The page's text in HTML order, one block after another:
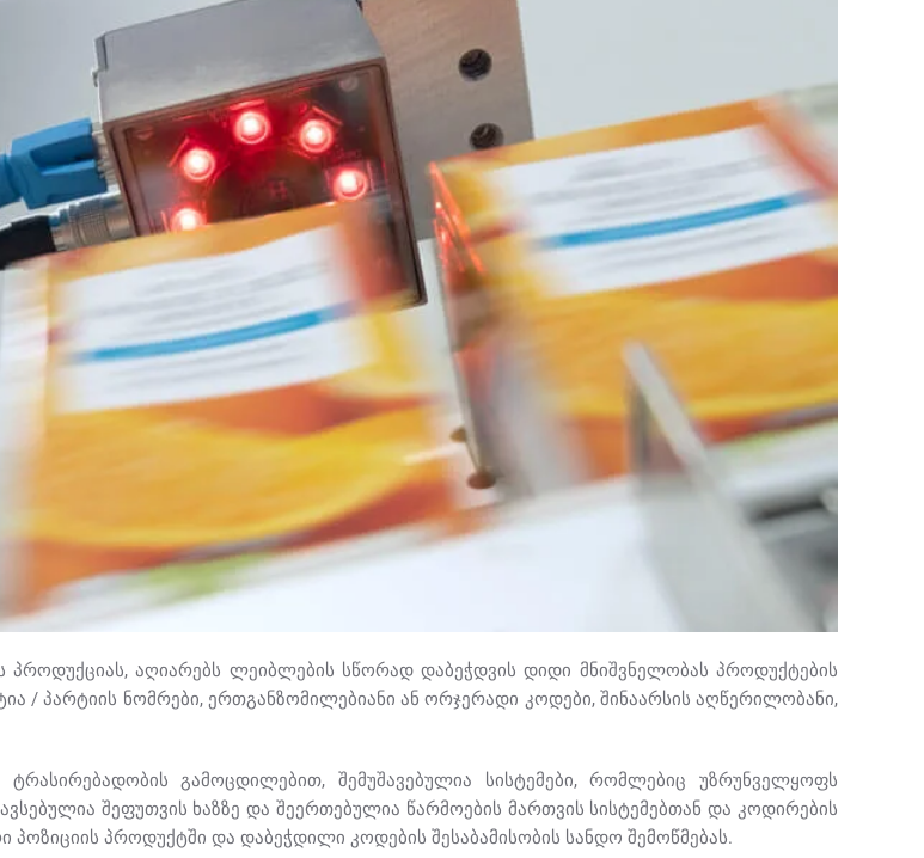
აღიარებს ლეიბლების სწორად დაბეჭდვის დიდი მნიშვნელობას პროდუქტების
/ პარტიის ნომრები, ერთგანზომილებიანი ან ორჯერადი კოდები, შინაარსის აღწერილობანი,
გამოცდილებით, შემუშავებულია სისტემები, რომლებიც უზრუნველყოფს
შეფუთვის ხაზზე და შეერთებულია წარმოების მართვის სისტემებთან და კოდირების
პროდუქტში და დაბეჭდილი კოდების შესაბამისობის სანდო შემოწმებას.